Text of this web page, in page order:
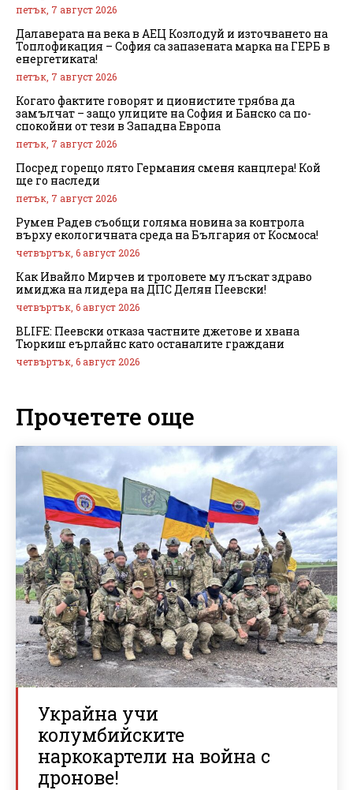
петък, 7 август 2026
Далаверата на века в АЕЦ Козлодуй и източването на
Топлофикация – София са запазената марка на ГЕРБ в
енергетиката!
петък, 7 август 2026
Когато фактите говорят и ционистите трябва да
замълчат – защо улиците на София и Банско са по-
спокойни от тези в Западна Европа
петък, 7 август 2026
Посред горещо лято Германия сменя канцлера! Кой
ще го наследи
петък, 7 август 2026
Румен Радев съобщи голяма новина за контрола
върху екологичната среда на България от Космоса!
четвъртък, 6 август 2026
Как Ивайло Мирчев и троловете му лъскат здраво
имиджа на лидера на ДПС Делян Пеевски!
четвъртък, 6 август 2026
BLIFE: Пеевски отказа частните джетове и хвана
Тюркиш еърлайнс като останалите граждани
четвъртък, 6 август 2026
Прочетете още
Украйна учи
колумбийските
наркокартели на война с
дронове!